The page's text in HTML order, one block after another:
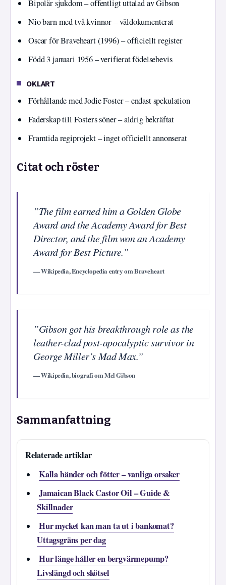
Bipolär sjukdom – offentligt uttalad av Gibson
Nio barn med två kvinnor – väldokumenterat
Oscar för Braveheart (1996) – officiellt register
Född 3 januari 1956 – verifierat födelsebevis
OKLART
Förhållande med Jodie Foster – endast spekulation
Faderskap till Fosters söner – aldrig bekräftat
Framtida regiprojekt – inget officiellt annonserat
Citat och röster
”The film earned him a Golden Globe
Award and the Academy Award for Best
Director, and the film won an Academy
Award for Best Picture.”
— Wikipedia, Encyclopedia entry om Braveheart
”Gibson got his breakthrough role as the
leather-clad post-apocalyptic survivor in
George Miller’s Mad Max.”
— Wikipedia, biografi om Mel Gibson
Sammanfattning
Relaterade artiklar
Kalla händer och fötter – vanliga orsaker
Jamaican Black Castor Oil – Guide &
Skillnader
Hur mycket kan man ta ut i bankomat?
Uttagsgräns per dag
Hur länge håller en bergvärmepump?
Livslängd och skötsel